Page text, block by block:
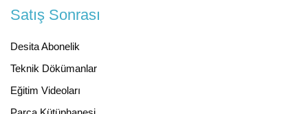
Satış Sonrası
Desita Abonelik
Teknik Dökümanlar
Eğitim Videoları